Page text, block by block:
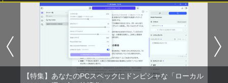
【★最大100%ポイント】【新生活応援・
2026】【Office 2019 H&B】富士通 MU
937/Celeron 3865U/メモリ:4GB/8GB/S
SD:128GB/256GB/512GB/1TB/13.3型/
フルHD/wifi/HDMI/USB3.0/中古 ノート
パソコン/モバイルPC/Windows11
￥9,999
【マラソンセール期間中ポイント5倍】中
古デスクトップパソコン Core i7 第9世代
メモリ16GB M.2 SSD512GB DVD-ROM
DisplayPort DVI 省スペース Windows1
1 マウスコンピューター MPro-S201X 初
期設定済 すぐ使える 90日保証 送料無料
￥37,980
HP モニター 21.5インチ P224 IPSパネル
フルHD HDMI DP VGA 中古ディスプレイ
￥7,700
職業訓練における指導の理論と実際 13訂
版 [ 職業訓練教材研究会 ]
￥4,950
【特集】あなたのPCスペックにドンピシャな「ローカル